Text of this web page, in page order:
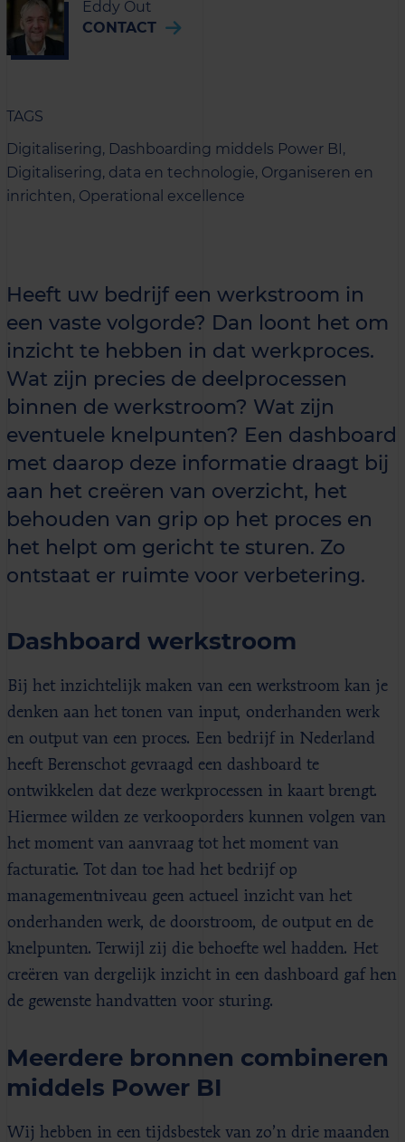
Eddy Out
CONTACT
TAGS
Digitalisering, Dashboarding middels Power BI,
Digitalisering, data en technologie, Organiseren en
inrichten, Operational excellence
Heeft uw bedrijf een werkstroom in
een vaste volgorde? Dan loont het om
inzicht te hebben in dat werkproces.
Wat zijn precies de deelprocessen
binnen de werkstroom? Wat zijn
eventuele knelpunten? Een dashboard
met daarop deze informatie draagt bij
aan het creëren van overzicht, het
behouden van grip op het proces en
het helpt om gericht te sturen. Zo
ontstaat er ruimte voor verbetering.
Dashboard werkstroom
Bij het inzichtelijk maken van een werkstroom kan je
denken aan het tonen van input, onderhanden werk
en output van een proces. Een bedrijf in Nederland
heeft Berenschot gevraagd een dashboard te
ontwikkelen dat deze werkprocessen in kaart brengt.
Hiermee wilden ze verkooporders kunnen volgen van
het moment van aanvraag tot het moment van
facturatie. Tot dan toe had het bedrijf op
managementniveau geen actueel inzicht van het
onderhanden werk, de doorstroom, de output en de
knelpunten. Terwijl zij die behoefte wel hadden. Het
creëren van dergelijk inzicht in een dashboard gaf hen
de gewenste handvatten voor sturing.
Meerdere bronnen combineren
middels Power BI
Wij hebben in een tijdsbestek van zo’n drie maanden